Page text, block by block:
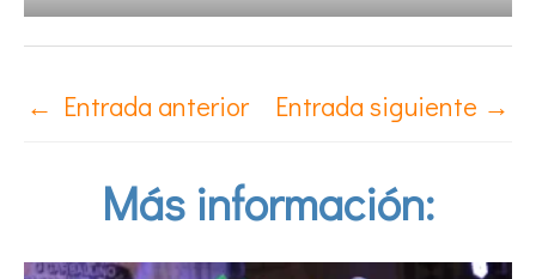
← Entrada anterior Entrada siguiente →
Más información: